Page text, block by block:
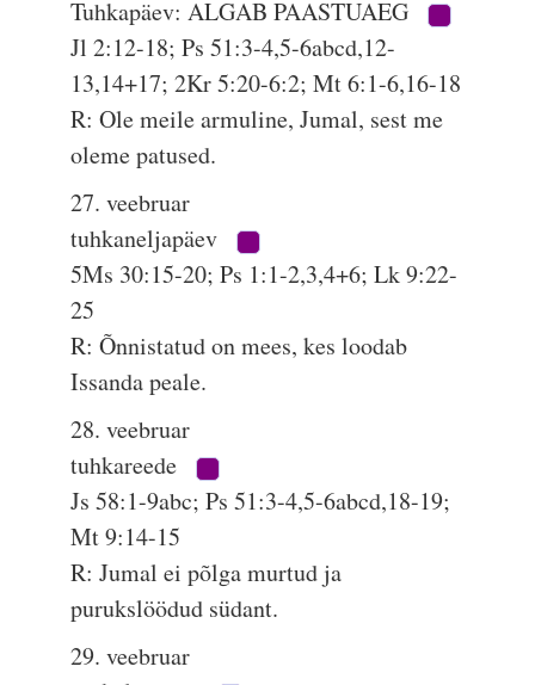
Tuhkapäev: ALGAB PAASTUAEG
Jl 2:12-18; Ps 51:3-4,5-6abcd,12-
13,14+17; 2Kr 5:20-6:2; Mt 6:1-6,16-18
R: Ole meile armuline, Jumal, sest me
oleme patused.
27. veebruar
tuhkaneljapäev
5Ms 30:15-20; Ps 1:1-2,3,4+6; Lk 9:22-
25
R: Õnnistatud on mees, kes loodab
Issanda peale.
28. veebruar
tuhkareede
Js 58:1-9abc; Ps 51:3-4,5-6abcd,18-19;
Mt 9:14-15
R: Jumal ei põlga murtud ja
purukslöödud südant.
29. veebruar